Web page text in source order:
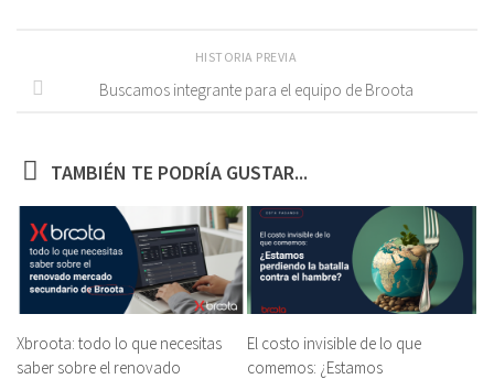
HISTORIA PREVIA
Buscamos integrante para el equipo de Broota
TAMBIÉN TE PODRÍA GUSTAR...
Xbroota: todo lo que necesitas
saber sobre el renovado
El costo invisible de lo que
comemos: ¿Estamos